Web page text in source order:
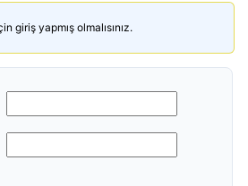
giriş yapmış olmalısınız.